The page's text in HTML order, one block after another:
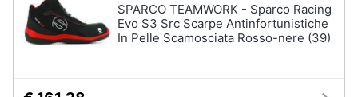
SPARCO TEAMWORK - Sparco Racing
Evo S3 Src Scarpe Antinfortunistiche
In Pelle Scamosciata Rosso-nere (39)